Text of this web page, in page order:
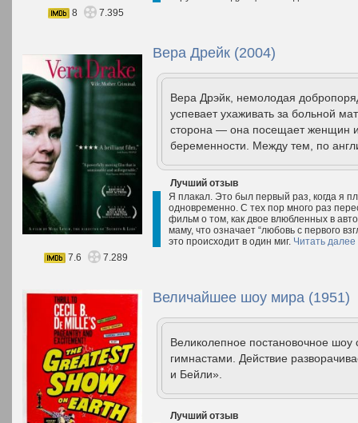
8
7.395
Вера Дрейк (2004)
Вера Дрэйк, немолодая
успевает ухаживать за больной
сторона — она посещает женщин и
беременности. Между тем, по
Лучший отзыв
Я плакал. Это был первый раз, когда я
одновременно. С тех пор много раз
фильм о том, как двое влюбленных в
маму, что означает “любовь с первого
это происходит в один миг. Читать далее
7.6
7.289
Величайшее шоу мира (1951)
Великолепное постановочное
гимнастами. Действие
и Бейли».
Лучший отзыв